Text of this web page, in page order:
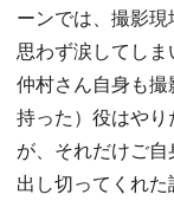
ーンでは、撮影
思わず涙してしま
仲村さん自身も
持った）役はや
が、それだけご
出し切ってくれた